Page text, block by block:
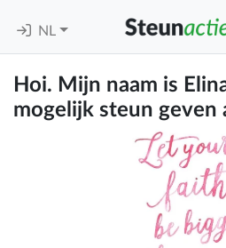
NL
Hoi. Mijn naam is
mogelijk steun geven